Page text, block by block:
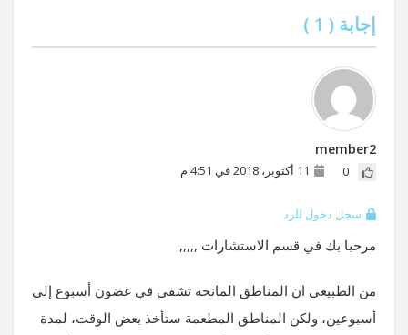
إجابة ( 1
)
member2
0 11 أكتوبر، 2018 في 4:51 م
سجل دخول للرد
مرحبا بك في قسم الاستشارات ,,,,,
من الطبيعي ان المناطق المانحة تشفى في غضون أسبوع إلى
أسبوعين، ولكن المناطق المطعمة ستأخذ بعض الوقت، لمدة